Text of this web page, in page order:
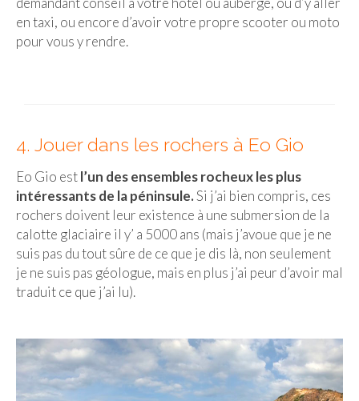
en taxi, ou encore d’avoir votre propre scooter ou moto
pour vous y rendre.
4. Jouer dans les rochers à Eo Gio
Eo Gio estl’un des ensembles rocheux les plus
intéressants de la péninsule.Si j’ai bien compris, ces
rochers doivent leur existence à une submersion de la
calotte glaciaire il y’ a 5000 ans (mais j’avoue que je ne
suis pas du tout sûre de ce que je dis là, non seulement
je ne suis pas géologue, mais en plus j’ai peur d’avoir mal
traduit ce que j’ai lu).